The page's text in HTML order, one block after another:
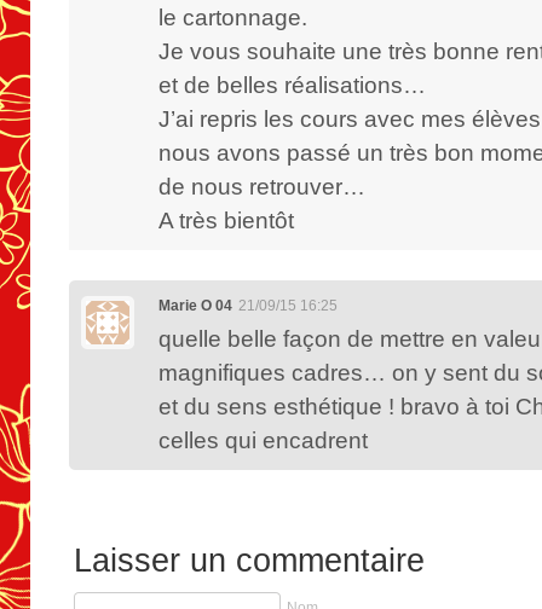
le cartonnage.
Je vous souhaite une très bonne
et de belles réalisations…
J’ai repris les cours avec mes
nous avons passé un très bon
de nous retrouver…
A très bientôt
Marie O 04 21/09/15 16:25
quelle belle façon de mettre en
magnifiques cadres… on y sent du
et du sens esthétique ! bravo à toi
celles qui encadrent
Laisser un commentaire